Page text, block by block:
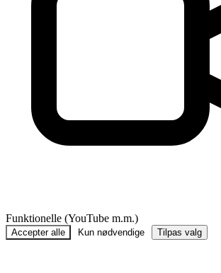
Funktionelle (YouTube m.m.)
Accepter alle Kun nødvendige Tilpas valg